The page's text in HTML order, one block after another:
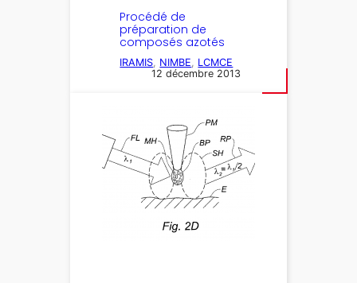
Procédé de
préparation de
composés azotés
IRAMIS NIMBE
LCMCE
12 décembre 2013